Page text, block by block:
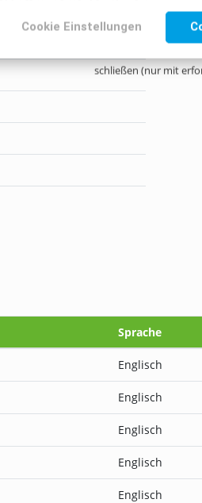
Cookie Einstellungen
schließen (nur mit
Sprache
Englisch
Englisch
Englisch
Englisch
Englisch